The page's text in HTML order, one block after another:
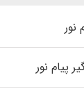
نور
پیام نور